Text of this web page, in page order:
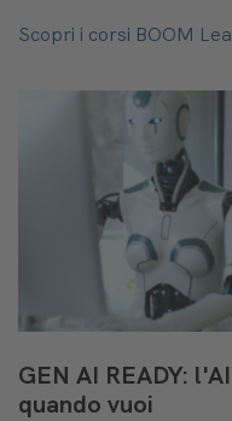
Scopri i corsi BOOM
GEN AI READY:
quando vuoi